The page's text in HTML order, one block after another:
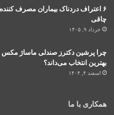
۶ اعتراف دردناک بیماران مصرف
چاقی
خرداد ۹, ۱۴۰۵
چرا پرشین دکترز صندلی ماساژ مکس
بهترین انتخاب می‌داند؟
اسفند ۴, ۱۴۰۴
همکاری با ما